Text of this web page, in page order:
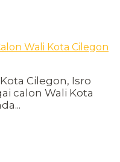
Cilegon, Isro
calon Wali Kota